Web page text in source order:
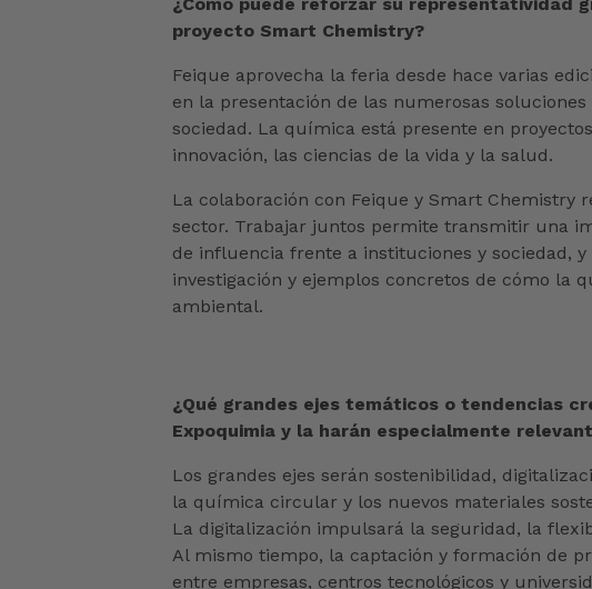
proyecto Smart Chemistry?
Feique aprovecha la feria desde hace varias
en la presentación de las numerosas
sociedad. La química está presente en
innovación, las ciencias de la vida y la salud.
La colaboración con Feique y Smart
sector. Trabajar juntos permite transmitir una
de influencia frente a instituciones y sociedad,
investigación y ejemplos concretos de cómo la
ambiental.
¿Qué grandes ejes temáticos o tendencias
Expoquimia y la harán especialmente
Los grandes ejes serán sostenibilidad,
la química circular y los nuevos materiales
La digitalización impulsará la seguridad, la
Al mismo tiempo, la captación y formación de
entre empresas, centros tecnológicos y